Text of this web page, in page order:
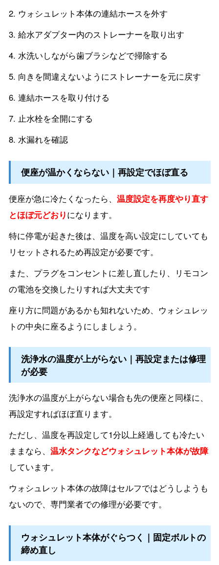
ウォシュレット本体の連結ホースを外す
給水アダプター内のストレーナーを取り出す
水洗いしながら歯ブラシなどで掃除する
向きを間違えないようにストレーナーを元に戻す
連結ホースを取り付ける
止水栓を全開にする
水漏れを確認
便座が温かくならない｜再設定でほぼ直る
便座が急に冷たくなったら、 温度設定を再度やり直す
とほぼ元どおりになります。
特に停電が起きた後は、温度を高い設定にしていても
リセットされるため再設定が必要です。
また、プラグをコンセントに差し直したり、リモコン
の電池を交換したりすれば大丈夫です
座り方に問題があるかも知れないため、ウォシュレッ
トの中央に座るようにしましょう。
洗浄水の温度が上がらない｜再設定または修理
が必要
洗浄水の温度が上がらない場合も先の便座と同様に、
再設定すればほぼ直ります。
ただし、温度を再設定して1分以上経過しても冷たい
ままなら、 温水タンクなどウォシュレット本体が故障
しています。
ウォシュレット本体の故障はセルフではどうしようも
ないので、専門業者での修理が必要です。
ウォシュレット本体がぐらつく｜固定ボルトの
締め直し